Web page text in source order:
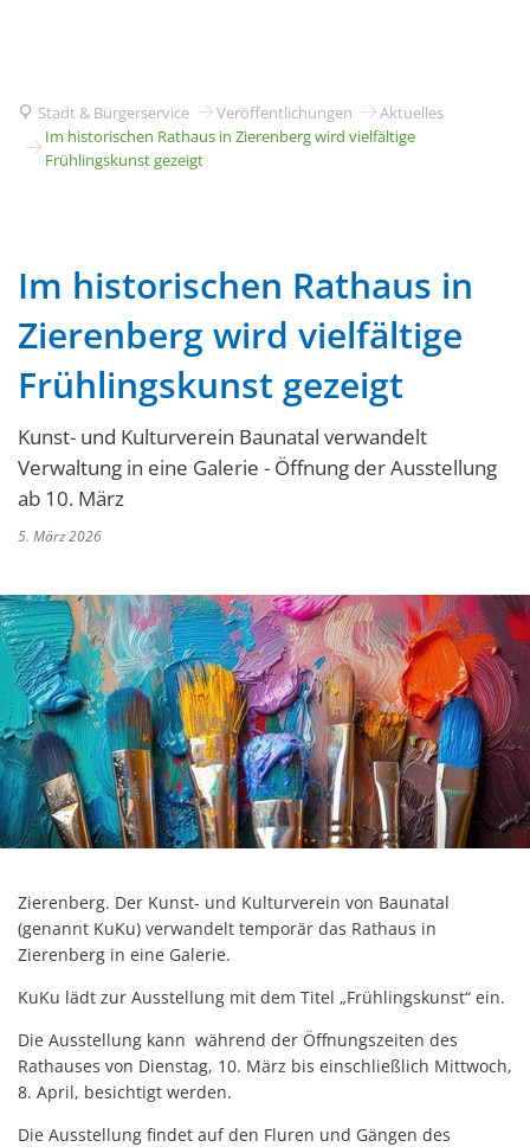
Stadt & Bürgerservice Veröffentlichungen
Aktuelles
Im historischen Rathaus in Zierenberg wird vielfältige
Frühlingskunst gezeigt
Im historischen Rathaus in
Zierenberg wird vielfältige
Frühlingskunst gezeigt
Kunst- und Kulturverein Baunatal verwandelt
Verwaltung in eine Galerie - Öffnung der Ausstellung
ab 10. März
5. März 2026
Zierenberg. Der Kunst- und Kulturverein von Baunatal
(genannt KuKu) verwandelt temporär das Rathaus in
Zierenberg in eine Galerie.
KuKu lädt zur Ausstellung mit dem Titel „Frühlingskunst“ ein.
Die Ausstellung kann während der Öffnungszeiten des
Rathauses von Dienstag, 10. März bis einschließlich Mittwoch,
8. April, besichtigt werden.
Die Ausstellung findet auf den Fluren und Gängen des